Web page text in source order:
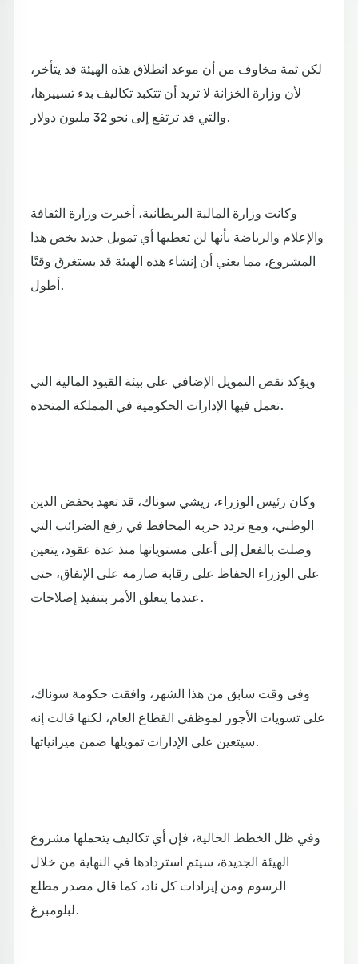
لكن ثمة مخاوف من أن موعد انطلاق هذه الهيئة قد يتأخر،
لأن وزارة الخزانة لا تريد أن تتكبد تكاليف بدء تسييرها،
والتي قد ترتفع إلى نحو 32 مليون دولار.
وكانت وزارة المالية البريطانية، أخبرت وزارة الثقافة
والإعلام والرياضة بأنها لن تعطيها أي تمويل جديد يخص هذا
المشروع، مما يعني أن إنشاء هذه الهيئة قد يستغرق وقتًا
أطول.
ويؤكد نقص التمويل الإضافي على بيئة القيود المالية التي
تعمل فيها الإدارات الحكومية في المملكة المتحدة.
وكان رئيس الوزراء، ريشي سوناك، قد تعهد بخفض الدين
الوطني، ومع تردد حزبه المحافظ في رفع الضرائب التي
وصلت بالفعل إلى أعلى مستوياتها منذ عدة عقود، يتعين
على الوزراء الحفاظ على رقابة صارمة على الإنفاق، حتى
عندما يتعلق الأمر بتنفيذ إصلاحات.
وفي وقت سابق من هذا الشهر، وافقت حكومة سوناك،
على تسويات الأجور لموظفي القطاع العام، لكنها قالت إنه
سيتعين على الإدارات تمويلها ضمن ميزانياتها.
وفي ظل الخطط الحالية، فإن أي تكاليف يتحملها مشروع
الهيئة الجديدة، سيتم استردادها في النهاية من خلال
الرسوم ومن إيرادات كل ناد، كما قال مصدر مطلع
لبلومبرغ.